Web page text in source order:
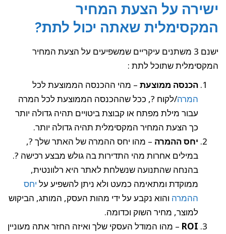
ישירה על הצעת המחיר
המקסימלית שאתה יכול לתת?
ישנם 3 משתנים עיקריים שמשפיעים על הצעת המחיר
המקסימלית שתוכל לתת :
הכנסה ממוצעת – מהי ההכנסה הממוצעת לכל
המרה/לקוח ?, ככל שההכנסה הממוצעת לכל המרה
עבור מילת מפתח או קבוצת ביטויים תהיה גדולה יותר
כך הצעת המחיר המקסימלית תהיה גדולה יותר.
יחס ההמרה – מהו יחס ההמרה של האתר שלך ?,
במילים אחרות מהי התדירות בה גולש מבצע רכישה ?.
בהנחה שהתנועה שנשלחת לאתר היא רלוונטית,
ממוקדת ומתאימה כמעט ולא ניתן להשפיע על יחס
ההמרה והוא נקבע על ידי מהות העסק, המותג, הביקוש
למוצר, מחיר השוק וכדומה.
ROI – מהו המודל העסקי שלך ואיזה החזר אתה מעוניין